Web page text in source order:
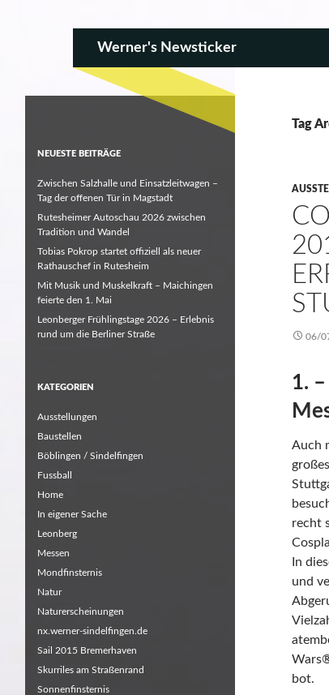
Werner's Newsticker
Tag
06/
1.
Auch
recht
In
und
bot.
NEUESTE BEITRÄGE
Zwischen Salzhalle und Einsatzleitwagen –
Tag der offenen Tür in Magstadt
Rutesheimer Autoschau 2026 zwischen
Tradition und Wandel
Tobias Pokrop startet offiziell als neuer
Rathauschef in Rutesheim
Mit Musik und Muskelkraft – Maichingen
feierte den 1. Mai
Leonberger Frühlingstage 2026 – Erlebnis
rund um die Berliner Straße
KATEGORIEN
Ausstellungen
Baustellen
Böblingen / Sindelfingen
Fussball
Home
In eigener Sache
Leonberg
Messen
Mondfinsternis
Natur
Naturerscheinungen
nx.werner-sindelfingen.de
Sail 2015 Bremerhaven
Skurriles am Straßenrand
Sonnenfinsternis